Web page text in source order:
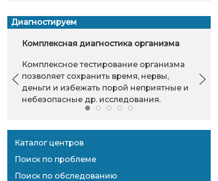
Диагностируем
Комплексная диагностика организма
Комплексное тестирование организма
позволяет сохранить время, нервы,
деньги и избежать порой неприятные и
небезопасные др. исследования.
Каталог центров
Поиск по проблеме
Поиск по обследованию